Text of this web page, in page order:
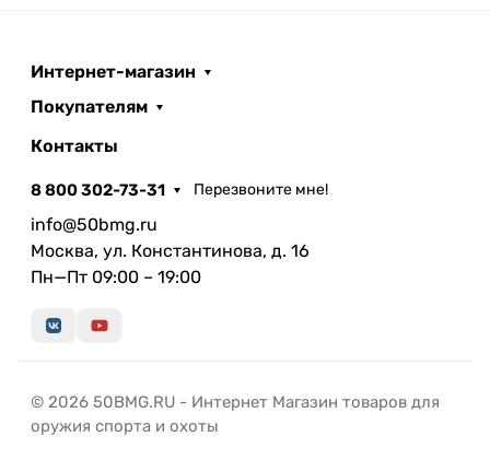
Интернет-магазин
Покупателям
Контакты
8 800 302-73-31 Перезвоните мне!
info@50bmg.ru
Москва, ул. Константинова, д. 16
Пн—Пт 09:00 – 19:00
© 2026 50BMG.RU - Интернет Магазин товаров для
оружия спорта и охоты